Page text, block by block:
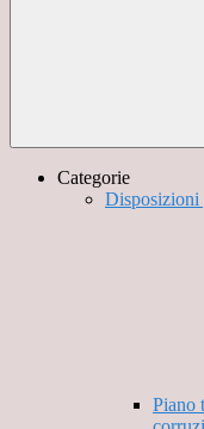
Categorie
Disposizioni
Piano